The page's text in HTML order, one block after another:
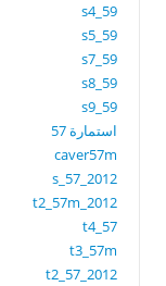
s4_59
s5_59
s7_59
s8_59
s9_59
استمارة 57
caver57m
s_57_2012
t2_57m_2012
t4_57
t3_57m
t2_57_2012